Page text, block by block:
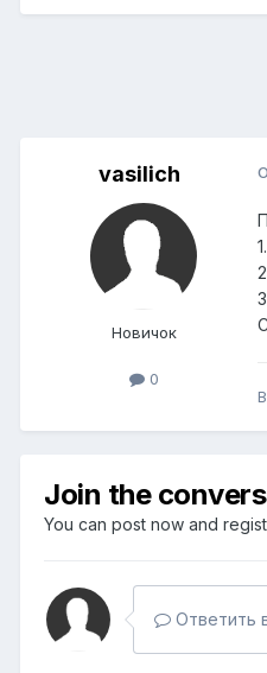
vasilich
Новичок
0
Join the
You can post now and
Ответить